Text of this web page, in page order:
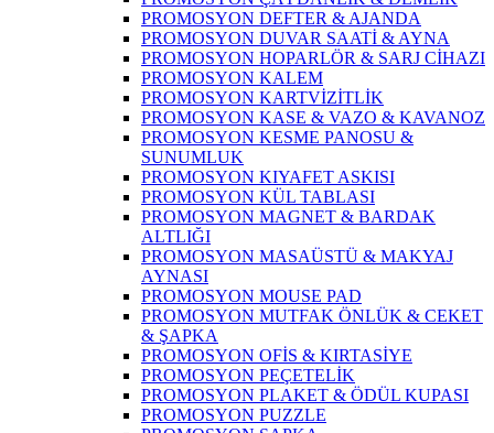
PROMOSYON DEFTER & AJANDA
PROMOSYON DUVAR SAATİ & AYNA
PROMOSYON HOPARLÖR & SARJ CİHAZI
PROMOSYON KALEM
PROMOSYON KARTVİZİTLİK
PROMOSYON KASE & VAZO & KAVANOZ
PROMOSYON KESME PANOSU &
SUNUMLUK
PROMOSYON KIYAFET ASKISI
PROMOSYON KÜL TABLASI
PROMOSYON MAGNET & BARDAK
ALTLIĞI
PROMOSYON MASAÜSTÜ & MAKYAJ
AYNASI
PROMOSYON MOUSE PAD
PROMOSYON MUTFAK ÖNLÜK & CEKET
& ŞAPKA
PROMOSYON OFİS & KIRTASİYE
PROMOSYON PEÇETELİK
PROMOSYON PLAKET & ÖDÜL KUPASI
PROMOSYON PUZZLE